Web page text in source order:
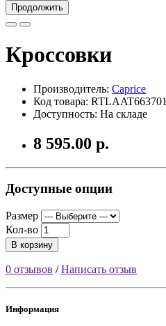
Продолжить
Кроссовки
Производитель: Caprice
Код товара: RTLAAT663701
Доступность: На складе
8 595.00 р.
Доступные опции
Размер
Кол-во
В корзину
0 отзывов /Написать отзыв
Информация